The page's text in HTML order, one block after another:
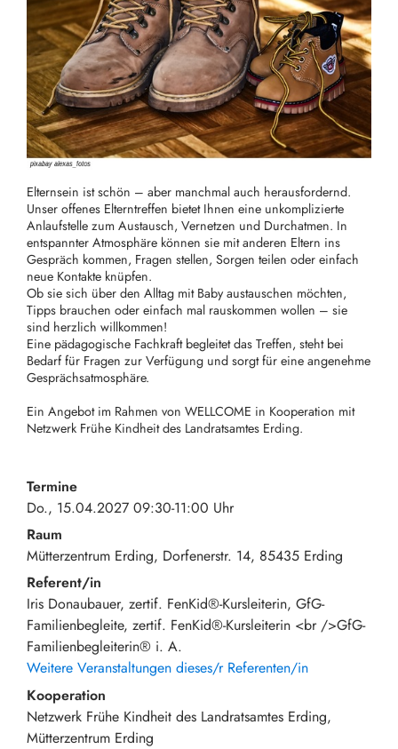
Elternsein ist schön – aber manchmal auch herausfordernd.
Unser offenes Elterntreffen bietet Ihnen eine unkomplizierte
Anlaufstelle zum Austausch, Vernetzen und Durchatmen. In
entspannter Atmosphäre können sie mit anderen Eltern ins
Gespräch kommen, Fragen stellen, Sorgen teilen oder einfach
neue Kontakte knüpfen.
Ob sie sich über den Alltag mit Baby austauschen möchten,
Tipps brauchen oder einfach mal rauskommen wollen – sie
sind herzlich willkommen!
Eine pädagogische Fachkraft begleitet das Treffen, steht bei
Bedarf für Fragen zur Verfügung und sorgt für eine angenehme
Gesprächsatmosphäre.
Ein Angebot im Rahmen von WELLCOME in Kooperation mit
Netzwerk Frühe Kindheit des Landratsamtes Erding.
Termine
Do., 15.04.2027 09:30-11:00 Uhr
Raum
Mütterzentrum Erding Dorfenerstr. 14 85435 Erding
Referent/in
Iris Donaubauer, zertif. FenKid®-Kursleiterin, GfG-
Familienbegleite, zertif. FenKid®-Kursleiterin <br />GfG-
Familienbegleiterin® i. A.
Weitere Veranstaltungen dieses/r Referenten/in
Kooperation
Netzwerk Frühe Kindheit des Landratsamtes Erding,
Mütterzentrum Erding